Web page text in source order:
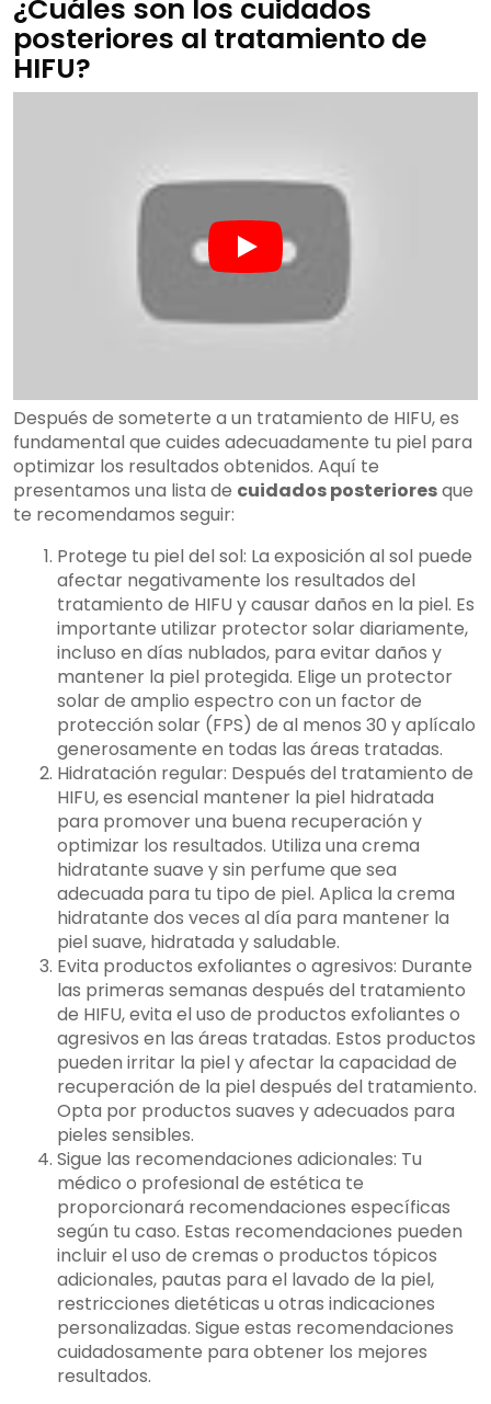
¿Cuáles son los cuidados
posteriores al tratamiento de
HIFU?
Después de someterte a un tratamiento de HIFU, es
fundamental que cuides adecuadamente tu piel para
optimizar los resultados obtenidos. Aquí te
presentamos una lista de cuidados posterioresque
te recomendamos seguir:
Protege tu piel del sol: La exposición al sol puede
afectar negativamente los resultados del
tratamiento de HIFU y causar daños en la piel. Es
importante utilizar protector solar diariamente,
incluso en días nublados, para evitar daños y
mantener la piel protegida. Elige un protector
solar de amplio espectro con un factor de
protección solar (FPS) de al menos 30 y aplícalo
generosamente en todas las áreas tratadas.
Hidratación regular: Después del tratamiento de
HIFU, es esencial mantener la piel hidratada
para promover una buena recuperación y
optimizar los resultados. Utiliza una crema
hidratante suave y sin perfume que sea
adecuada para tu tipo de piel. Aplica la crema
hidratante dos veces al día para mantener la
piel suave, hidratada y saludable.
Evita productos exfoliantes o agresivos: Durante
las primeras semanas después del tratamiento
de HIFU, evita el uso de productos exfoliantes o
agresivos en las áreas tratadas. Estos productos
pueden irritar la piel y afectar la capacidad de
recuperación de la piel después del tratamiento.
Opta por productos suaves y adecuados para
pieles sensibles.
Sigue las recomendaciones adicionales: Tu
médico o profesional de estética te
proporcionará recomendaciones específicas
según tu caso. Estas recomendaciones pueden
incluir el uso de cremas o productos tópicos
adicionales, pautas para el lavado de la piel,
restricciones dietéticas u otras indicaciones
personalizadas. Sigue estas recomendaciones
cuidadosamente para obtener los mejores
resultados.